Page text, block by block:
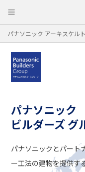
パナソニック アーキスケル
パナソニック
ビルダーズ グ
パナソニックとパート
ー工法の建物を提供す